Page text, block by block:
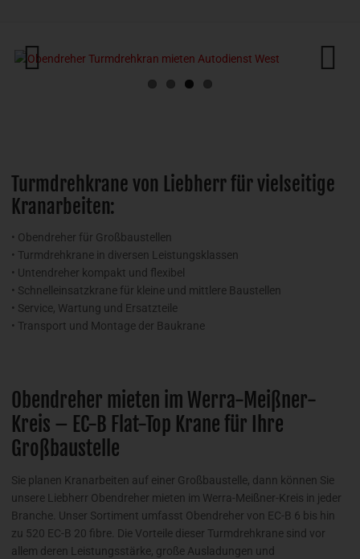
Turmdrehkrane von Liebherr für vielseitige
Kranarbeiten:
• Obendreher für Großbaustellen
• Turmdrehkrane in diversen Leistungsklassen
• Untendreher kompakt und flexibel
• Schnelleinsatzkrane für kleine und mittlere Baustellen
• Service, Wartung und Ersatzteile
• Transport und Montage der Baukrane
Obendreher mieten im Werra-Meißner-
Kreis – EC-B Flat-Top Krane für Ihre
Großbaustelle
Sie planen Kranarbeiten auf einer Großbaustelle, dann können Sie
unsere Liebherr Obendreher mieten im Werra-Meißner-Kreis in jeder
Branche. Unser Sortiment umfasst Obendreher von EC-B 6 bis hin
zu 520 EC-B 20 fibre. Die Vorteile dieser Turmdrehkrane sind vor
allem deren Leistungsstärke, große Ausladungen und